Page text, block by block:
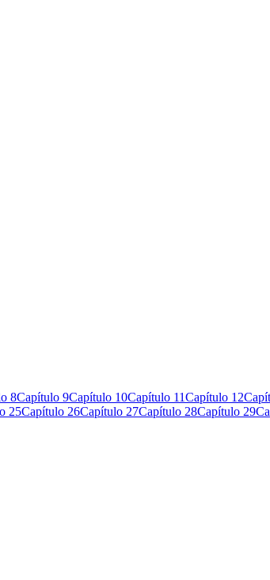
8Capítulo 9Capítulo 10Capítulo 11Capítulo 12
25Capítulo 26Capítulo 27Capítulo 28Capítulo 29